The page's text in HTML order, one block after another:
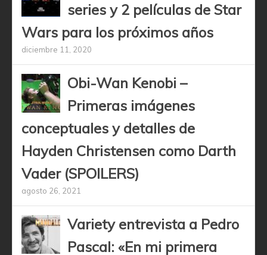
series y 2 películas de Star
Wars para los próximos años
diciembre 11, 2020
Obi-Wan Kenobi –
Primeras imágenes
conceptuales y detalles de
Hayden Christensen como Darth
Vader (SPOILERS)
agosto 26, 2021
Variety entrevista a Pedro
Pascal: «En mi primera